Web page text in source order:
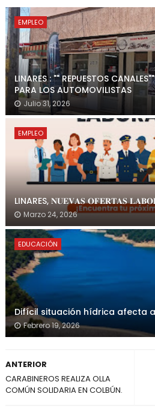
EMPLEO
LINARES : "" REPUESTOS
PARA LOS AUTOMOVILISTAS
Julio 31, 2026
EMPLEO
LINARES, 𝐍𝐔𝐄𝐕𝐀𝐒 𝐎𝐅𝐄𝐑𝐓𝐀𝐒
Marzo 24, 2026
EDUCACIÓN
Difícil situación hídrica afecta
Febrero 19, 2026
ANTERIOR
CARABINEROS REALIZA OLLA
COMÚN SOLIDARIA EN COLBÚN.